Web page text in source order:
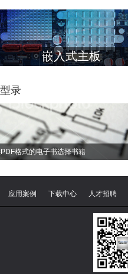
嵌入式主板
录
格式的电子书选择书籍
应用案例 下载中心 人才招聘